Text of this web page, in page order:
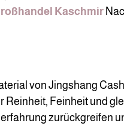
Kaschmir
von Jingshang
Feinheit und
zurückgreifen